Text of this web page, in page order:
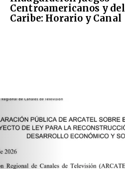
Centroamericanos y del
Caribe: Horario y Canal